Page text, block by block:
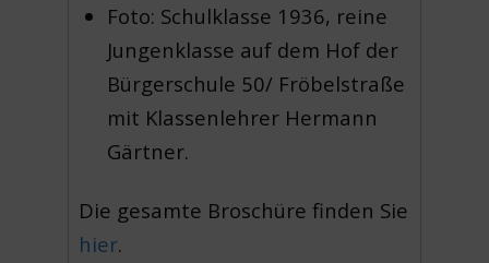
Foto: Schulklasse 1936, reine
Jungenklasse auf dem Hof der
Bürgerschule 50/ Fröbelstraße
mit Klassenlehrer Hermann
Gärtner.
Die gesamte Broschüre finden Sie
hier.